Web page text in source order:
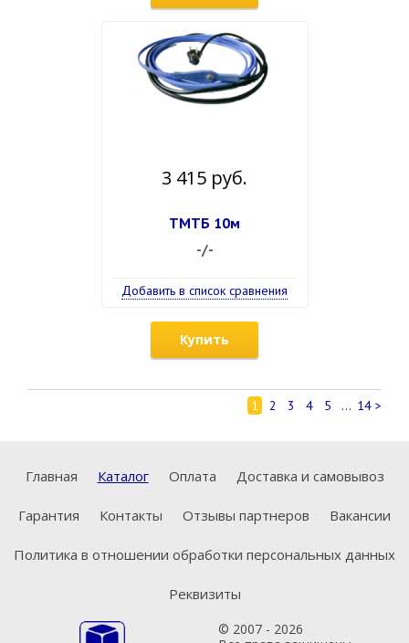
3 415 руб.
ТМТБ 10м
-/-
Добавить в список сравнения
Купить
1 2 3 4 5 ... 14 >
Главная Каталог Оплата Доставка и самовывоз
Гарантия Контакты Отзывы партнеров Вакансии
Политика в отношении обработки персональных данных
Реквизиты
© 2007 - 2026